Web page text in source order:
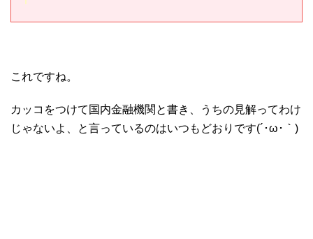
これですね。
カッコをつけて国内金融機関と書き、うちの見解ってわけ
じゃないよ、と言っているのはいつもどおりです(´･ω･｀)